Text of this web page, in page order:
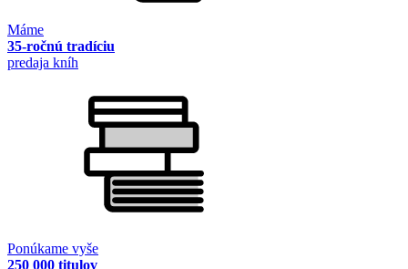
Máme
35-ročnú tradíciu
predaja kníh
Ponúkame vyše
250 000 titulov